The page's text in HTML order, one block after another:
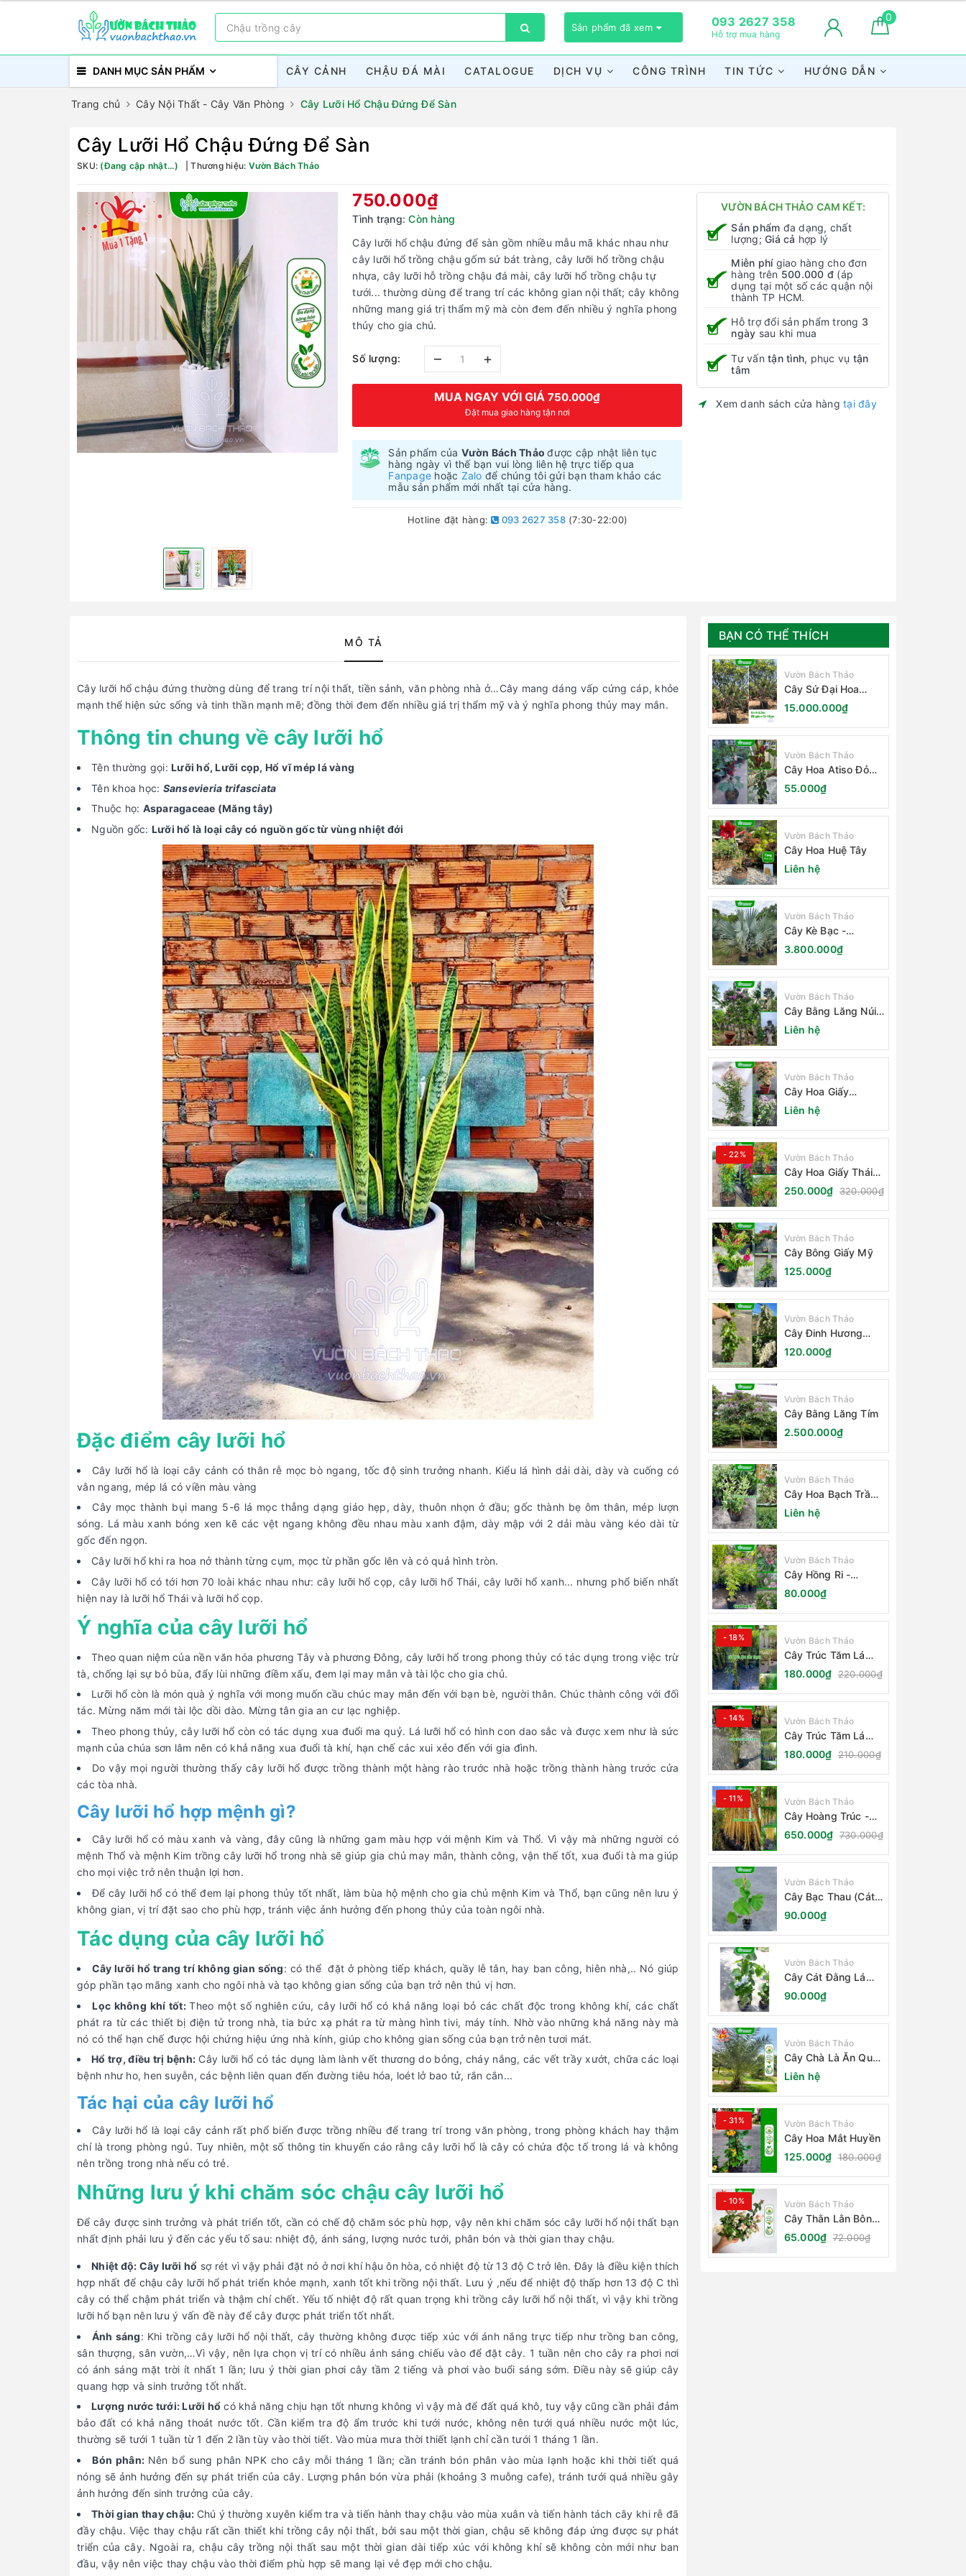
Sản phẩm đã xem 093 2627 358
Hỗ trợ mua hàng
0
DANH MỤC SẢN PHẨM CÂY CẢNH CHẬU ĐÁ MÀI CATALOGUE DỊCH VỤ CÔNG TRÌNH TIN TỨC HƯỚNG DẪN
Trang chủ Cây Nội Thất - Cây Văn Phòng Cây Lưỡi Hổ Chậu Đứng Để Sàn
Cây Lưỡi Hổ Chậu Đứng Để Sàn
SKU: (Đang cập nhật...) Thương hiệu: Vườn Bách Thảo
750.000₫
Tình trạng: Còn hàng
Cây lưỡi hổ chậu đứng để sàn gồm nhiều mẫu mã khác nhau như
cây lưỡi hổ trồng chậu gốm sứ bát tràng, cây lưỡi hổ trồng chậu
nhựa, cây lưỡi hỗ trồng chậu đá mài, cây lưỡi hổ trồng chậu tự
tưới... thường dùng để trang trí các không gian nội thất; cây không
những mang giá trị thẩm mỹ mà còn đem đến nhiều ý nghĩa phong
thủy cho gia chủ.
Số lượng: – +
MUA NGAY VỚI GIÁ750.000₫
Đặt mua giao hàng tận nơi
Sản phẩm của Vườn Bách Thảođược cập nhật liên tục
hàng ngày vì thế bạn vui lòng liên hệ trực tiếp qua
Fanpage hoặc Zalo để chúng tôi gửi bạn tham khảo các
mẫu sản phẩm mới nhất tại cửa hàng.
Hotline đặt hàng: 093 2627 358(7:30-22:00)
VƯỜN BÁCH THẢO CAM KẾT:
Sản phẩm đa dạng, chất
lượng;Giá cả hợp lý
Miễn phígiao hàng cho đơn
hàng trên 500.000 đ (áp
dụng tại một số các quận nội
thành TP HCM.
Hỗ trợ đổi sản phẩm trong 3
ngày sau khi mua
Tư vấntận tình, phục vụ tận
tâm
Xem danh sách cửa hàngtại đây
MÔ TẢ
Cây lưỡi hổ chậu đứng thường dùng để trang trí nội thất, tiền sảnh, văn phòng nhà ở…Cây mang dáng vấp cứng cáp, khỏe
mạnh thể hiện sức sống và tinh thần mạnh mẽ; đồng thời đem đến nhiều giá trị thẩm mỹ và ý nghĩa phong thủy may mắn.
Thông tin chung về cây lưỡi hổ
Tên thường gọi: Lưỡi hổ, Lưỡi cọp, Hổ vĩ mép lá vàng
Tên khoa học: Sansevieria trifasciata
Thuộc họ: Asparagaceae (Măng tây)
Nguồn gốc: Lưỡi hổ là loại cây có nguồn gốc từ vùng nhiệt đới
Đặc điểm cây lưỡi hổ
Cây lưỡi hổ là loại cây cảnh có thân rễ mọc bò ngang, tốc độ sinh trưởng nhanh. Kiểu lá hình dải dài, dày và cuống có
vằn ngang, mép lá có viền màu vàng
Cây mọc thành bụi mang 5-6 lá mọc thẳng dạng giáo hẹp, dày, thuôn nhọn ở đầu; gốc thành bẹ ôm thân, mép lượn
sóng. Lá màu xanh bóng xen kẽ các vệt ngang không đều nhau màu xanh đậm, dày mập với 2 dải màu vàng kéo dài từ
gốc đến ngọn.
Cây lưỡi hổ khi ra hoa nở thành từng cụm, mọc từ phần gốc lên và có quả hình tròn.
Cây lưỡi hổ có tới hơn 70 loài khác nhau như: cây lưỡi hổ cọp, cây lưỡi hổ Thái, cây lưỡi hổ xanh... nhưng phổ biến nhất
hiện nay là lưỡi hổ Thái và lưỡi hổ cọp.
Ý nghĩa của cây lưỡi hổ
Theo quan niệm của nền văn hóa phương Tây và phương Đông, cây lưỡi hổ trong phong thủy có tác dụng trong việc trừ
tà, chống lại sự bỏ bùa, đẩy lùi những điềm xấu, đem lại may mắn và tài lộc cho gia chủ.
Lưỡi hổ còn là món quà ý nghĩa với mong muốn cầu chúc may mắn đến với bạn bè, người thân. Chúc thành công với đối
tác. Mừng năm mới tài lộc dồi dào. Mừng tân gia an cư lạc nghiệp.
Theo phong thủy, cây lưỡi hổ còn có tác dụng xua đuổi ma quỷ. Lá lưỡi hổ có hình con dao sắc và được xem như là sức
mạnh của chúa sơn lâm nên có khả năng xua đuổi tà khí, hạn chế các xui xẻo đến với gia đình.
Do vậy mọi người thường thấy cây lưỡi hổ được trồng thành một hàng rào trước nhà hoặc trồng thành hàng trước cửa
các tòa nhà.
Cây lưỡi hổ hợp mệnh gì?
Cây lưỡi hổ có màu xanh và vàng, đây cũng là những gam màu hợp với mệnh Kim và Thổ. Vì vậy mà những người có
mệnh Thổ và mệnh Kim trồng cây lưỡi hổ trong nhà sẽ giúp gia chủ may mắn, thành công, vận thế tốt, xua đuổi tà ma giúp
cho mọi việc trở nên thuận lợi hơn.
Để cây lưỡi hổ có thể đem lại phong thủy tốt nhất, làm bùa hộ mệnh cho gia chủ mệnh Kim và Thổ, bạn cũng nên lưu ý
không gian, vị trí đặt sao cho phù hợp, tránh việc ảnh hưởng đến phong thủy của toàn ngôi nhà.
Tác dụng của cây lưỡi hổ
Cây lưỡi hổ trang trí không gian sống: có thể đặt ở phòng tiếp khách, quầy lễ tân, hay ban công, hiên nhà,.. Nó giúp
góp phần tạo mãng xanh cho ngôi nhà và tạo không gian sống của bạn trở nên thú vị hơn.
Lọc không khí tốt:Theo một số nghiên cứu, cây lưỡi hổ có khả năng loại bỏ các chất độc trong không khí, các chất
phát ra từ các thiết bị điện tử trong nhà, tia bức xạ phát ra từ màng hình tivi, máy tính. Nhờ vào những khả năng này mà
nó có thể hạn chế được hội chứng hiệu ứng nhà kính, giúp cho không gian sống của bạn trở nên tươi mát.
Hổ trợ, điều trị bệnh: Cây lưỡi hổ có tác dụng làm lành vết thương do bỏng, cháy nắng, các vết trầy xướt, chữa các loại
bệnh như ho, hen suyễn, các bệnh liên quan đến đường tiêu hóa, loét lở bao tử, rắn cắn...
Tác hại của cây lưỡi hổ
Cây lưỡi hổ là loại cây cảnh rất phổ biến được trồng nhiều để trang trí trong văn phòng, trong phòng khách hay thậm
chí là trong phòng ngủ. Tuy nhiên, một số thông tin khuyến cáo rằng cây lưỡi hổ là cây có chứa độc tố trong lá và không
nên trồng trong nhà nếu có trẻ.
Những lưu ý khi chăm sóc chậu cây lưỡi hổ
Để cây được sinh trưởng và phát triển tốt, cần có chế độ chăm sóc phù hợp, vậy nên khi chăm sóc cây lưỡi hổ nội thất bạn
nhất định phải lưu ý đến các yếu tố sau: nhiệt độ, ánh sáng, lượng nước tưới, phân bón và thời gian thay chậu.
Nhiệt độ: Cây lưỡi hổ sợ rét vì vậy phải đặt nó ở nơi khí hậu ôn hòa, có nhiệt độ từ 13 độ C trở lên. Đây là điều kiện thích
hợp nhất để chậu cây lưỡi hổ phát triển khỏe mạnh, xanh tốt khi trồng nội thất. Lưu ý ,nếu để nhiệt độ thấp hơn 13 độ C thì
cây có thể chậm phát triển và thậm chí chết. Yếu tố nhiệt độ rất quan trọng khi trồng cây lưỡi hổ nội thất, vì vậy khi trồng
lưỡi hổ bạn nên lưu ý vấn đề này để cây được phát triển tốt nhất.
Ánh sáng: Khi trồng cây lưỡi hổ nội thất, cây thường không được tiếp xúc với ánh nắng trực tiếp như trồng ban công,
sân thượng, sân vườn,…Vì vậy, nên lựa chọn vị trí có nhiều ánh sáng chiếu vào để đặt cây. 1 tuần nên cho cây ra phơi nơi
có ánh sáng mặt trời ít nhất 1 lần; lưu ý thời gian phơi cây tầm 2 tiếng và phơi vào buổi sáng sớm. Điều này sẽ giúp cây
quang hợp và sinh trưởng tốt nhất.
Lượng nước tưới: Lưỡi hổ có khả năng chịu hạn tốt nhưng không vì vậy mà để đất quá khô, tuy vậy cũng cần phải đảm
bảo đất có khả năng thoát nước tốt. Cần kiểm tra độ ẩm trước khi tưới nước, không nên tưới quá nhiều nước một lúc,
thường sẽ tưới 1 tuần từ 1 đến 2 lần tùy vào thời tiết. Vào mùa mưa thời thiết lạnh chỉ cần tưới 1 tháng 1 lần.
Bón phân: Nên bổ sung phân NPK cho cây mỗi tháng 1 lần; cần tránh bón phân vào mùa lạnh hoặc khi thời tiết quá
nóng sẽ ảnh hưởng đến sự phát triển của cây. Lượng phân bón vừa phải (khoảng 3 muỗng cafe), tránh tưới quá nhiều gây
ảnh hưởng đến sinh trưởng của cây.
Thời gian thay chậu: Chú ý thường xuyên kiểm tra và tiến hành thay chậu vào mùa xuân và tiến hành tách cây khi rễ đã
đầy chậu. Việc thay chậu rất cần thiết khi trồng cây nội thất, bởi sau một thời gian, chậu sẽ không đáp ứng được sự phát
triển của cây. Ngoài ra, chậu cây trồng nội thất sau một thời gian dài tiếp xúc với không khí sẽ không còn mới như ban
đầu, vậy nên việc thay chậu vào thời điểm phù hợp sẽ mang lại vẻ đẹp mới cho chậu.
BẠN CÓ THỂ THÍCH
Vườn Bách Thảo
Cây Sứ Đại Hoa
Trắng
15.000.000₫
Vườn Bách Thảo
Cây Hoa Atiso Đỏ
(Bụt Gấm Hibiscus)
55.000₫
Vườn Bách Thảo
Cây Hoa Huệ Tây
Liên hệ
Vườn Bách Thảo
Cây Kè Bạc -
Smarckia Nobilis
3.800.000₫
Vườn Bách Thảo
Cây Bằng Lăng Núi
(Cây Săng Lẻ)
Liên hệ
Vườn Bách Thảo
Cây Hoa Giấy
Sakura Nhật Bản
Liên hệ
- 22% Vườn Bách Thảo
Cây Hoa Giấy Thái
Lan
250.000₫ 320.000₫
Vườn Bách Thảo
Cây Bông Giấy Mỹ
125.000₫
Vườn Bách Thảo
Cây Đinh Hương
Nhật Bản
120.000₫
Vườn Bách Thảo
Cây Bằng Lăng Tím
2.500.000₫
Vườn Bách Thảo
Cây Hoa Bạch Trầm
Hương
Liên hệ
Vườn Bách Thảo
Cây Hồng Ri -
Cleome Spinosa
80.000₫
- 18% Vườn Bách Thảo
Cây Trúc Tăm Lá
Cẩm Thạch
180.000₫ 220.000₫
- 14% Vườn Bách Thảo
Cây Trúc Tăm Lá
Xanh - Bambusa
Multiplex Fernleaf
180.000₫ 210.000₫
- 11% Vườn Bách Thảo
Cây Hoàng Trúc -
Schizostachyum
Brachycladum Yello
650.000₫ 730.000₫
Vườn Bách Thảo
Cây Bạc Thau (Cát
Đằng Lá Lớn)
90.000₫
Vườn Bách Thảo
Cây Cát Đằng Lá
Nhỏ
90.000₫
Vườn Bách Thảo
Cây Chà Là Ăn Quả
Barhee Trồng Sân
Vườn
Liên hệ
- 31% Vườn Bách Thảo
Cây Hoa Mắt Huyền
125.000₫ 180.000₫
- 10% Vườn Bách Thảo
Cây Thằn Lằn Bông
(Vảy Ốc Cẩm Thạch)
65.000₫ 72.000₫